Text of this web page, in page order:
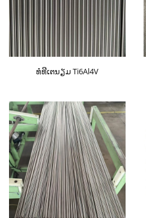
ທໍ່ທີເຕນຽມ Ti6Al4V